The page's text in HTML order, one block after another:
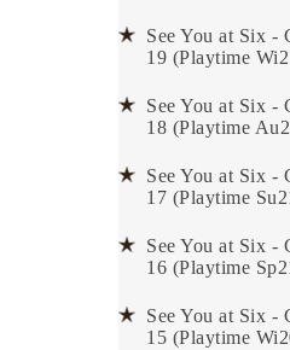
See You at Six -
19 (Playtime
See You at Six -
18 (Playtime
See You at Six -
17 (Playtime
See You at Six -
16 (Playtime
See You at Six -
15 (Playtime